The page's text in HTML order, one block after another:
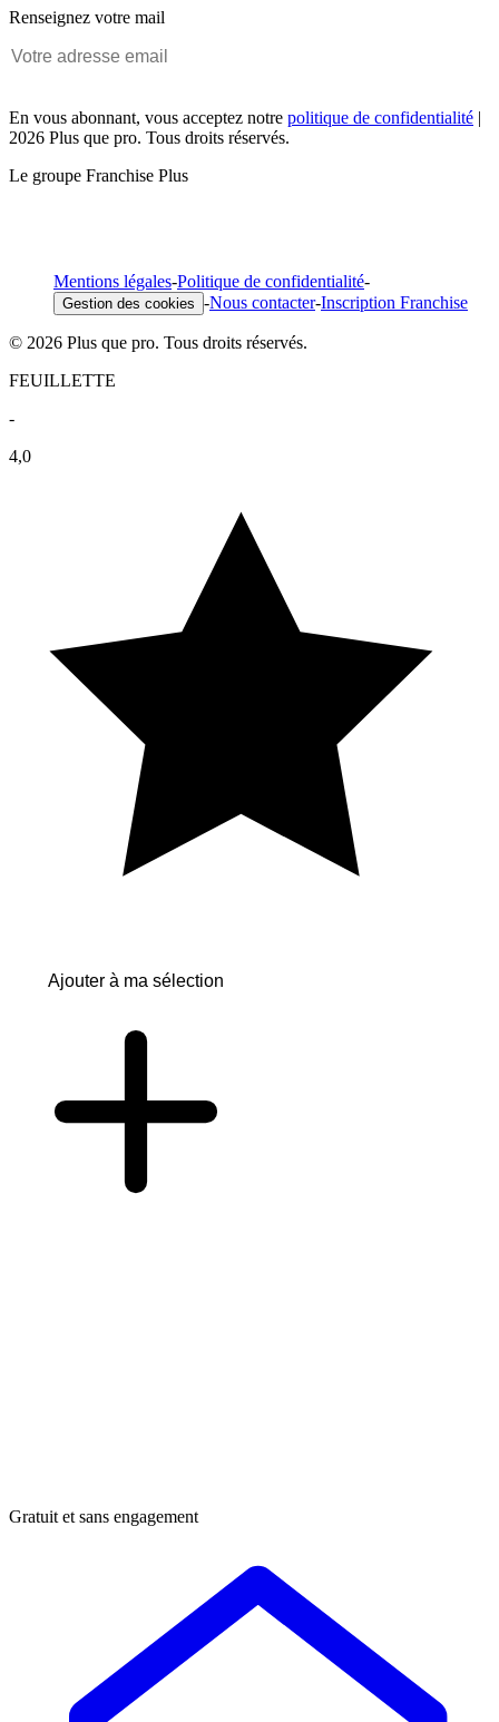
Renseignez votre mail
En vous abonnant, vous acceptez notre politique de confidentialité |
2026 Plus que pro. Tous droits réservés.
Le groupe Franchise Plus
Mentions légales-Politique de confidentialité-
Gestion des cookies -Nous contacter-Inscription Franchise
© 2026 Plus que pro. Tous droits réservés.
FEUILLETTE
-
4,0
Ajouter à ma sélection
Gratuit et sans engagement